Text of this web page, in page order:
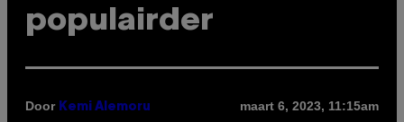
populairder
Door Kemi Alemoru maart 6, 2023, 11:15am